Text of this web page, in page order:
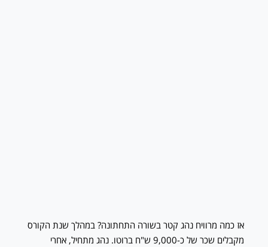
אז כמה מרוויח נהג קטר בשורה התחתונה? במהלך שנת הקורס
מקבלים שכר של כ-9,000 ש"ח ברוטו. נהג מתחיל, אחרי